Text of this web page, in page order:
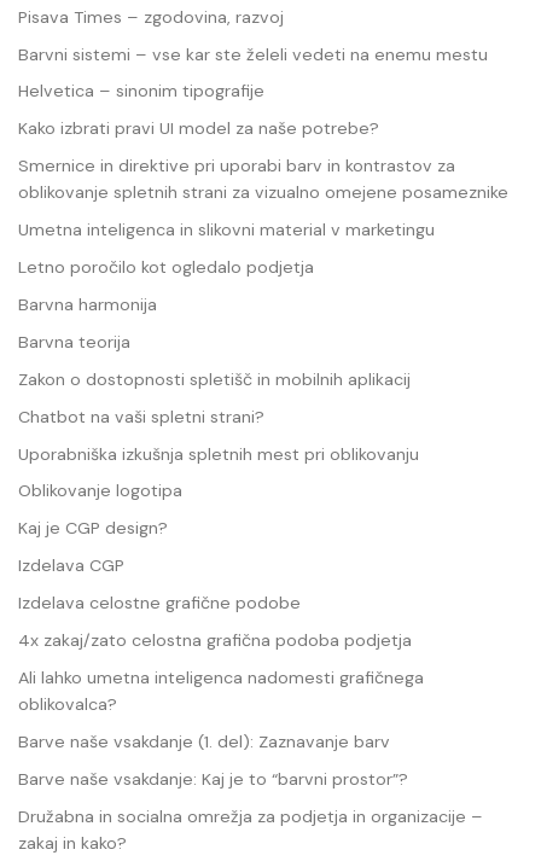
Pisava Times – zgodovina, razvoj
Barvni sistemi – vse kar ste želeli vedeti na enemu mestu
Helvetica – sinonim tipografije
Kako izbrati pravi UI model za naše potrebe?
Smernice in direktive pri uporabi barv in kontrastov za
oblikovanje spletnih strani za vizualno omejene posameznike
Umetna inteligenca in slikovni material v marketingu
Letno poročilo kot ogledalo podjetja
Barvna harmonija
Barvna teorija
Zakon o dostopnosti spletišč in mobilnih aplikacij
Chatbot na vaši spletni strani?
Uporabniška izkušnja spletnih mest pri oblikovanju
Oblikovanje logotipa
Kaj je CGP design?
Izdelava CGP
Izdelava celostne grafične podobe
4x zakaj/zato celostna grafična podoba podjetja
Ali lahko umetna inteligenca nadomesti grafičnega
oblikovalca?
Barve naše vsakdanje (1. del): Zaznavanje barv
Barve naše vsakdanje: Kaj je to “barvni prostor”?
Družabna in socialna omrežja za podjetja in organizacije –
zakaj in kako?